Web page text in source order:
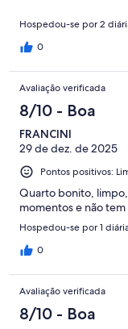
Hospedou-se por 2
0
Avaliação verificada
8/10 - Boa
FRANCINI
29 de dez. de 2025
Pontos positivos:
Quarto bonito,
momentos e não
Hospedou-se por 1
0
Avaliação verificada
8/10 - Boa